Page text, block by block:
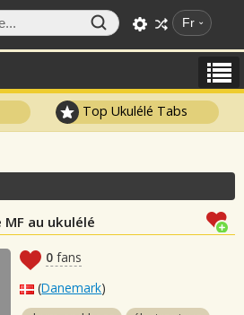
Fr
Top Ukulélé Tabs
MF au ukulélé
0 fans
(Danemark)